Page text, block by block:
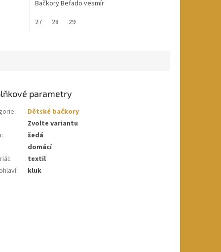
Bačkory Befado vesmír
27
28 29
parametry
:
Dětské bačkory
Zvolte variantu
:
šedá
domácí
:
textil
: kluk